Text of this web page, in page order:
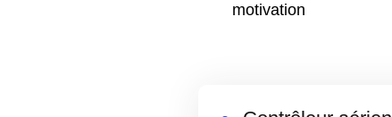
motivation